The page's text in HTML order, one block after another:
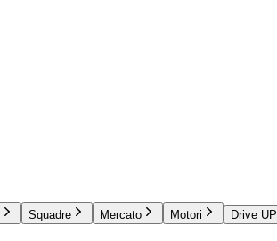
Squadre Mercato Motori Drive UP